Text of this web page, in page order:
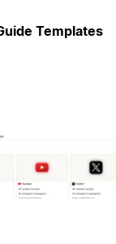
Templates